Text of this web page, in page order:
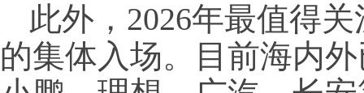
此外，2026年最值得
的集体入场。目前海内